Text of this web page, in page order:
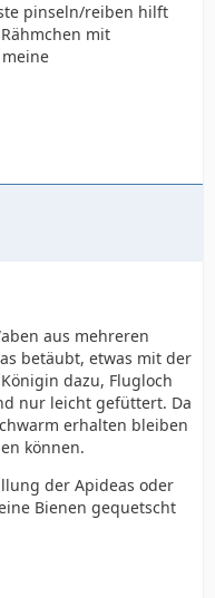
pinseln/reiben hilft
mit
aus mehreren
betäubt, etwas mit der
dazu, Flugloch
nur leicht gefüttert. Da
erhalten bleiben
können.
der Apideas oder
Bienen gequetscht